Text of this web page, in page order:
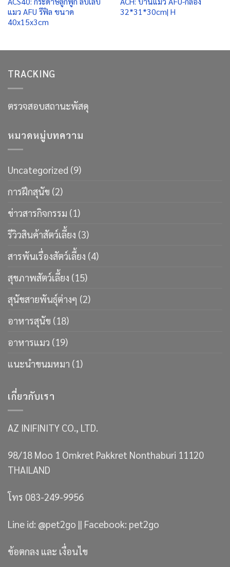
แมว AFU รีฟิล ขนาด
40x15x3cm
32*31*30cm| H
TRACKING
ตรวจสอบสถานะพัสดุ
หมวดหมู่บทความ
Uncategorized (9)
การฝึกสุนัข (2)
ข่าวสารกิจกรรม (1)
รีวิวสินค้าสัตว์เลี้ยง (3)
สารพันเรื่องสัตว์เลี้ยง (4)
สุขภาพสัตว์เลี้ยง (15)
สุนัขสายพันธ์ุต่างๆ (2)
อาหารสุนัข (18)
อาหารแมว (19)
แนะนำขนมหมา (1)
เกี่ยวกับเรา
AZ INIFINITY CO., LTD.
98/18 Moo 1 Omkret Pakkret Nonthaburi 11120
THAILAND
โทร 083-249-9956
Line id: @pet2go || Facebook: pet2go
ข้อตกลง และ เงื่อนไข